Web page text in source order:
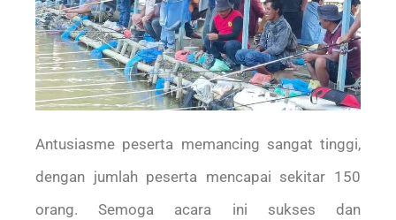
Antusiasme peserta memancing sangat tinggi,
dengan jumlah peserta mencapai sekitar 150
orang. Semoga acara ini sukses dan